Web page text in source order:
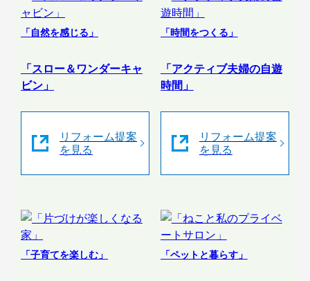
「自然を感じる」
「スロー＆ワンダーキャ
ビン」
リフォーム提案
を見る
「時間をつくる」
「アクティブ夫婦の自遊
時間」
リフォーム提案
を見る
「子育てを楽しむ」 「ペットと暮らす」